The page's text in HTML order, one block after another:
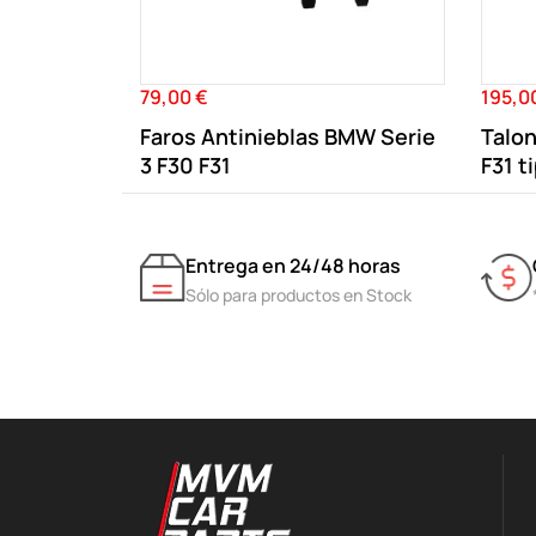
Precio
79,00 €
Faros Antinieblas BMW Serie
3 F30 F31
Precio
F31
Entrega en 24/48 horas
Sólo para productos en Stock